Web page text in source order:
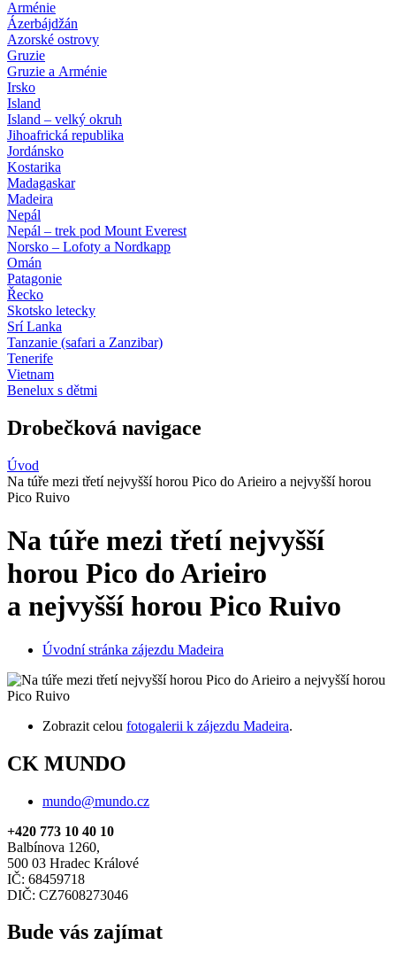
Arménie
Ázerbájdžán
Azorské ostrovy
Gruzie
Gruzie a Arménie
Irsko
Island
Island – velký okruh
Jihoafrická republika
Jordánsko
Kostarika
Madagaskar
Madeira
Nepál
Nepál – trek pod Mount Everest
Norsko – Lofoty a Nordkapp
Omán
Patagonie
Řecko
Skotsko letecky
Srí Lanka
Tanzanie (safari a Zanzibar)
Tenerife
Vietnam
Benelux s dětmi
Drobečková navigace
Úvod
Na túře mezi třetí nejvyšší horou Pico do Arieiro a nejvyšší horou
Pico Ruivo
Na túře mezi třetí nejvyšší
horou Pico do Arieiro
a nejvyšší horou Pico Ruivo
Úvodní stránka zájezdu Madeira
Zobrazit celou fotogalerii k zájezdu Madeira.
CK MUNDO
mundo@mundo.cz
+420 773 10 40 10
Balbínova 1260,
500 03 Hradec Králové
IČ: 68459718
DIČ: CZ7608273046
Bude vás zajímat